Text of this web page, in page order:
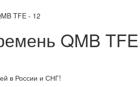
TFE - 12
QMB TFE
в России и СНГ!